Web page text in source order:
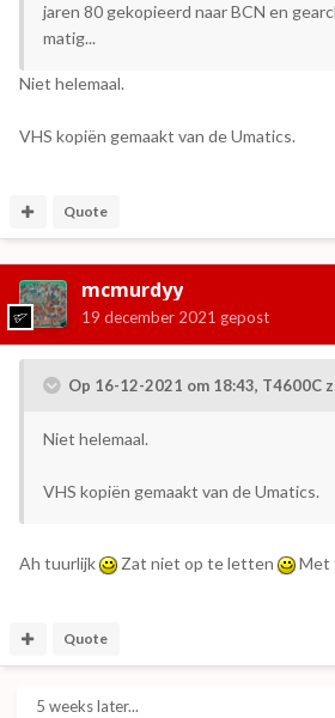
jaren 80 gekopieerd naar BCN en
matig...
Niet helemaal.
VHS kopiën gemaakt van de Umatics.
Quote
mcmurdyy
19 december 2021 gepost
Op 16-12-2021 om 18:43, T4600C
Niet helemaal.
VHS kopiën gemaakt van de Umatics.
Ah tuurlijk Zat niet op te letten Met
Quote
5 weeks later...